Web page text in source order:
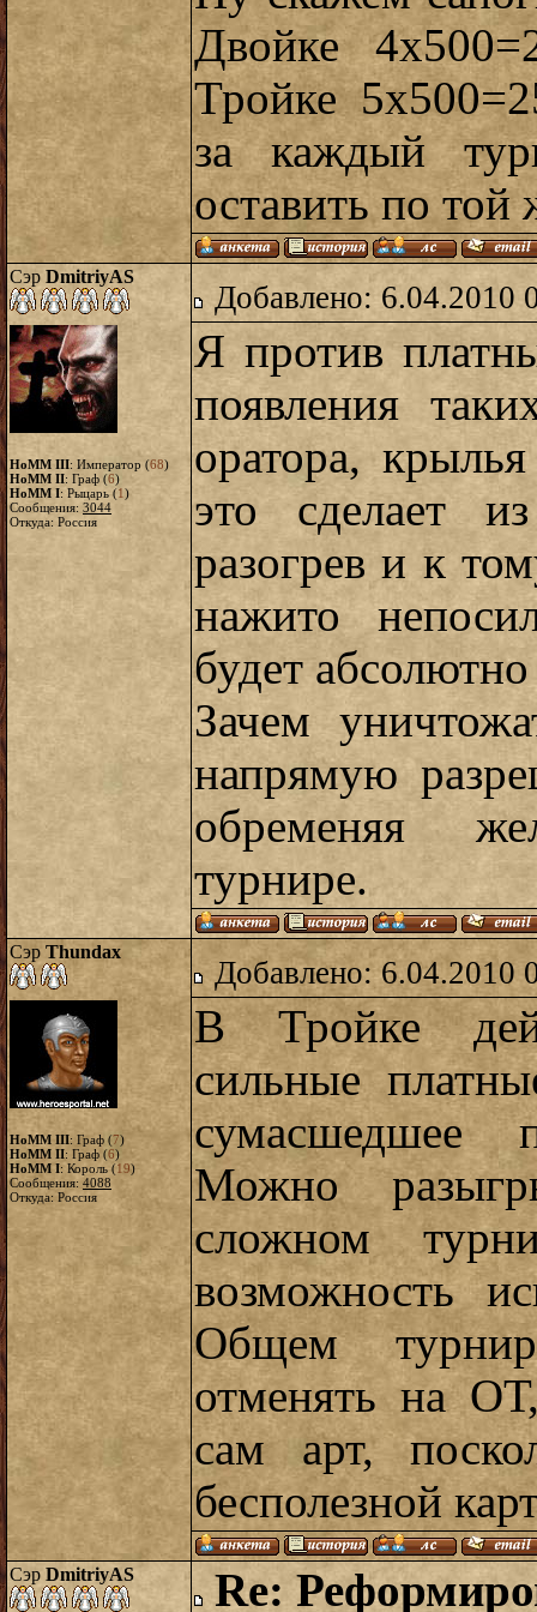
Двойке
Тройке
за каждый
оставить по той
Сэр DmitriyAS
HoMM III: Император (68)
HoMM II: Граф (6)
HoMM I: Рыцарь (1)
Сообщения: 3044
Откуда: Россия
Добавлено: 6.04.2010
Я против
появления
оратора,
это сделает
разогрев и к
нажито
будет
Зачем
напрямую
обременяя
турнире.
Сэр Thundax
HoMM III: Граф (7)
HoMM II: Граф (6)
HoMM I: Король (19)
Сообщения: 4088
Откуда: Россия
Добавлено: 6.04.2010
В Тройке
сильные
сумасшедшее
Можно
сложном
возможность
Общем
отменять на
сам арт,
бесполезной
Сэр DmitriyAS Re: